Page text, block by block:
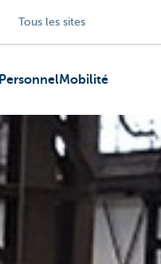
Tous les sites
PersonnelMobilité